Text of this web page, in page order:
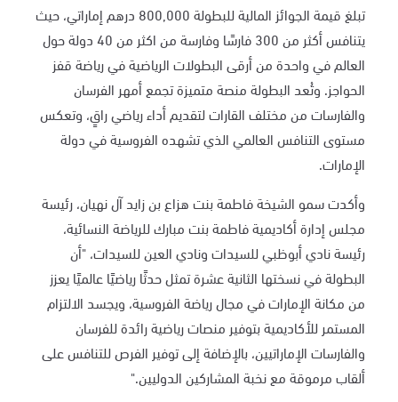
تبلغ قيمة الجوائز المالية للبطولة 800,000 درهم إماراتي، حيث
يتنافس أكثر من 300 فارسًا وفارسة من اكثر من 40 دولة حول
العالم في واحدة من أرقى البطولات الرياضية في رياضة قفز
الحواجز. وتُعد البطولة منصة متميزة تجمع أمهر الفرسان
والفارسات من مختلف القارات لتقديم أداء رياضي راقٍ، وتعكس
مستوى التنافس العالمي الذي تشهده الفروسية في دولة
الإمارات.
وأكدت سمو الشيخة فاطمة بنت هزاع بن زايد آل نهيان، رئيسة
مجلس إدارة أكاديمية فاطمة بنت مبارك للرياضة النسائية،
رئيسة نادي أبوظبي للسيدات ونادي العين للسيدات، "أن
البطولة في نسختها الثانية عشرة تمثل حدثًا رياضيًا عالميًا يعزز
من مكانة الإمارات في مجال رياضة الفروسية، ويجسد الالتزام
المستمر للأكاديمية بتوفير منصات رياضية رائدة للفرسان
والفارسات الإماراتيين، بالإضافة إلى توفير الفرص للتنافس على
ألقاب مرموقة مع نخبة المشاركين الدوليين."